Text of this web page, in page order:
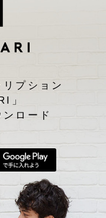
プション
」
ロード
らダウンロード